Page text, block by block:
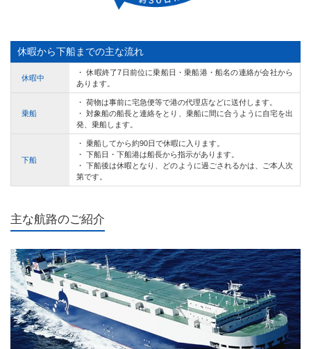
休暇から下船までの主な流れ
休暇中
・ 休暇終了7日前位に乗船日・乗船港・船名の連絡が会社から
あります。
乗船
・ 荷物は事前に宅急便等で港の代理店などに送付します。
・ 対象船の船長と連絡をとり、乗船に間に合うように自宅を出
発、乗船します。
下船
・ 乗船してから約90日で休暇に入ります。
・ 下船日・下船港は船長から指示があります。
・ 下船後は休暇となり、どのように過ごされるかは、ご本人次
第です。
主な航路のご紹介